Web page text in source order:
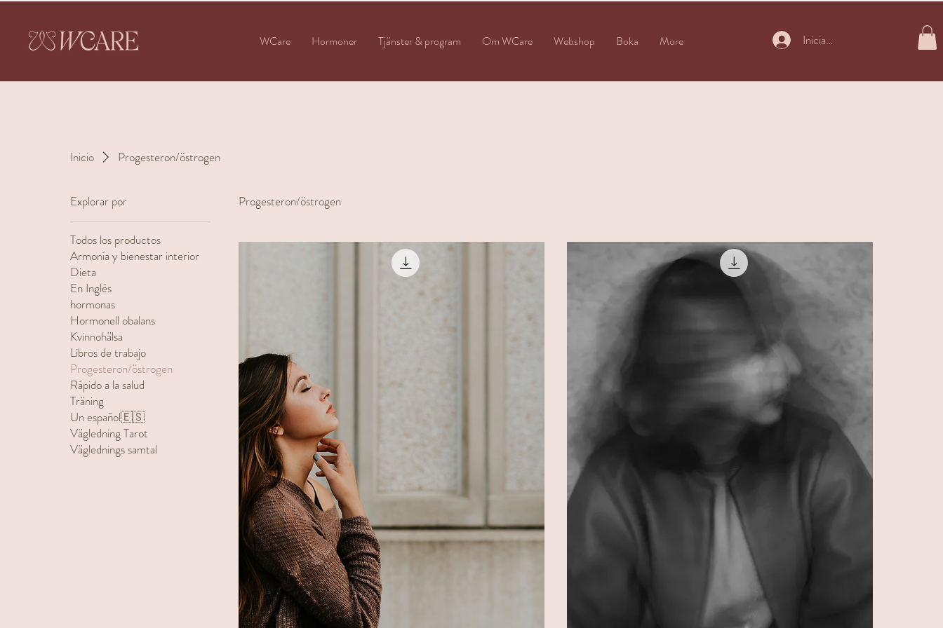
WCare Hormoner Tjänster & program Om WCare Webshop Boka More Iniciar sesión
Inicio Progesteron/östrogen
Explorar por
Todos los productos
Armonía y bienestar interior
Dieta
En Inglés
hormonas
Hormonell obalans
Kvinnohälsa
Libros de trabajo
Progesteron/östrogen
Rápido a la salud
Träning
Un español🇪🇸
Vägledning Tarot
Väglednings samtal
Progesteron/östrogen